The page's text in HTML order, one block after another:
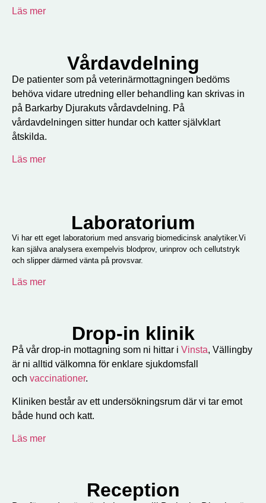
Läs mer
Vårdavdelning
De patienter som på veterinärmottagningen bedöms
behöva vidare utredning eller behandling kan skrivas in
på Barkarby Djurakuts vårdavdelning. På
vårdavdelningen sitter hundar och katter självklart
åtskilda.
Läs mer
Laboratorium
Vi har ett eget laboratorium med ansvarig biomedicinsk analytiker.Vi
kan själva analysera exempelvis blodprov, urinprov och cellutstryk
och slipper därmed vänta på provsvar.
Läs mer
Drop-in klinik
På vår drop-in mottagning som ni hittar i Vinsta, Vällingby
är ni alltid välkomna för enklare sjukdomsfall
och vaccinationer.
Kliniken består av ett undersökningsrum där vi tar emot
både hund och katt.
Läs mer
Reception